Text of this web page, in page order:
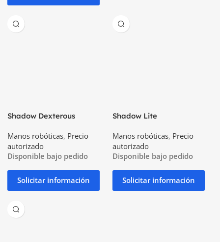
Shadow Dexterous
Manos robóticas, Precio
autorizado
Disponible bajo pedido
Solicitar información
Shadow Lite
Manos robóticas, Precio
autorizado
Disponible bajo pedido
Solicitar información